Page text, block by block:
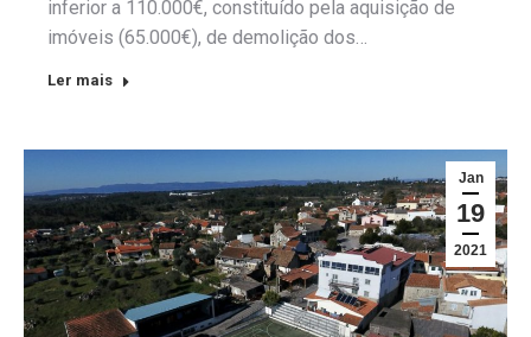
inferior a 110.000€, constituído pela aquisição de
imóveis (65.000€), de demolição dos…
Ler mais
Jan
19
2021